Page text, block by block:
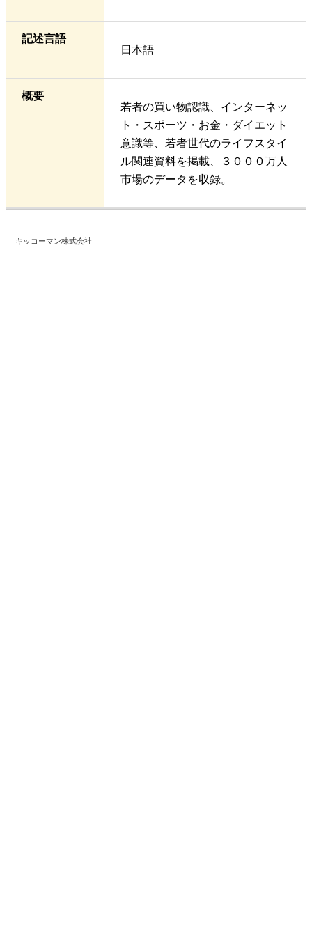
記述言語
日本語
概要
若者の買い物認識、インターネッ
ト・スポーツ・お金・ダイエット
意識等、若者世代のライフスタイ
ル関連資料を掲載、３０００万人
市場のデータを収録。
キッコーマン株式会社